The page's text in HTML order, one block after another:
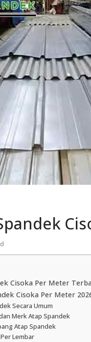
Cisoka Per Meter
Cisoka Per Meter
Secara Umum
Merk Atap Spandek
Atap Spandek
Lembar